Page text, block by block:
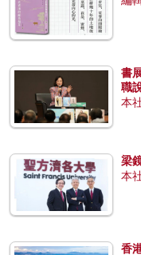
書
職
本
梁
本
香